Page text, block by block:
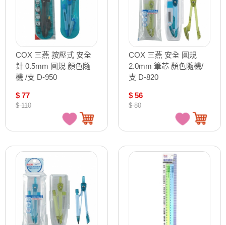
COX 三燕 按壓式 安全
針 0.5mm 圓規 顏色隨
機 /支 D-950
$ 77
$ 110
COX 三燕 安全 圓規
2.0mm 筆芯 顏色隨機/
支 D-820
$ 56
$ 80